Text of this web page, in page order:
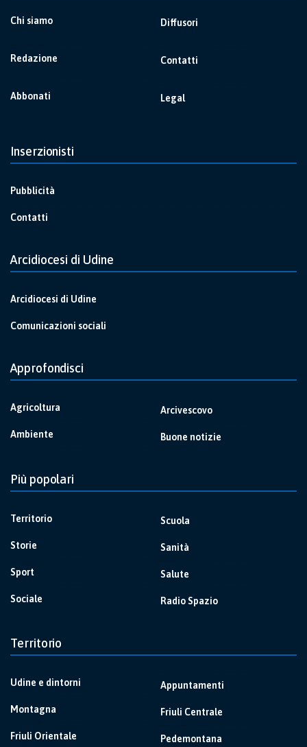
Chi siamo
Redazione
Abbonati
Diffusori
Contatti
Legal
Inserzionisti
Pubblicità
Contatti
Arcidiocesi di Udine
Arcidiocesi di Udine
Comunicazioni sociali
Approfondisci
Agricoltura
Ambiente
Arcivescovo
Buone notizie
Più popolari
Territorio
Storie
Sport
Sociale
Scuola
Sanità
Salute
Radio Spazio
Territorio
Udine e dintorni
Montagna
Friuli Orientale
Appuntamenti
Friuli Centrale
Pedemontana